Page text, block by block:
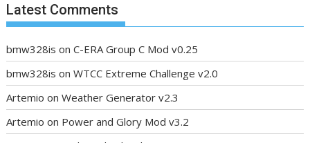
Latest Comments
bmw328is onC-ERA Group C Mod v0.25
bmw328is onWTCC Extreme Challenge v2.0
Artemio onWeather Generator v2.3
Artemio on Power and Glory Mod v3.2